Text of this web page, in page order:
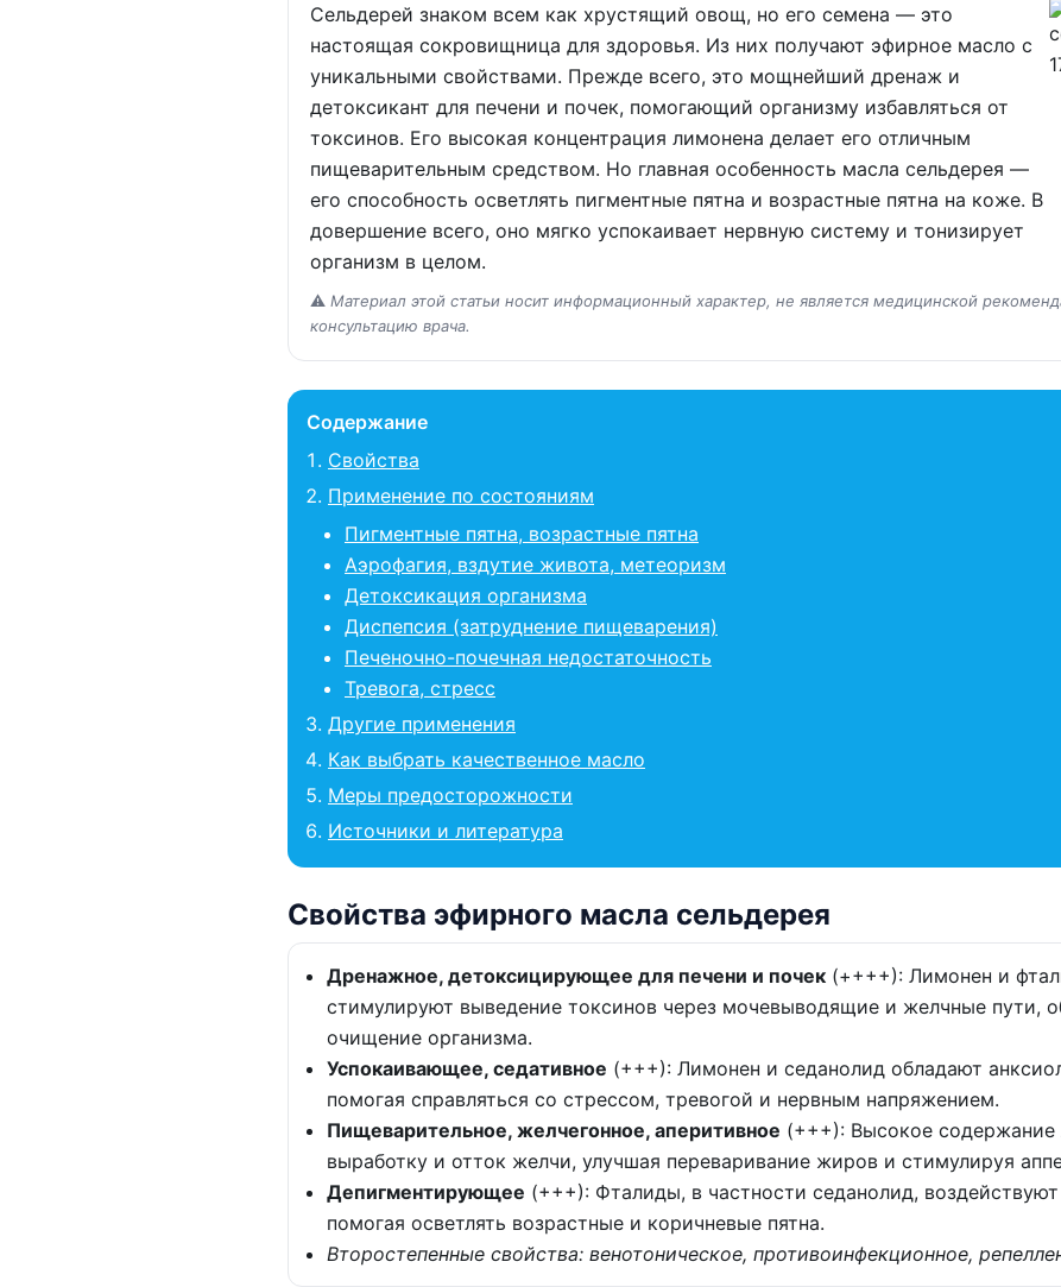
Сельдерей знаком всем как хрустящий овощ, но его семена — это
настоящая сокровищница для здоровья. Из них получают эфирное масло с
уникальными свойствами. Прежде всего, это мощнейший дренаж и
детоксикант для печени и почек, помогающий организму избавляться от
токсинов. Его высокая концентрация лимонена делает его отличным
пищеварительным средством. Но главная особенность масла сельдерея —
его способность осветлять пигментные пятна и возрастные пятна на коже. В
довершение всего, оно мягко успокаивает нервную систему и тонизирует
организм в целом.
⚠️ Материал этой статьи носит информационный характер, не является медицинской
консультацию врача.
Содержание
Свойства
Применение по состояниям
Пигментные пятна, возрастные пятна
Аэрофагия, вздутие живота, метеоризм
Детоксикация организма
Диспепсия (затруднение пищеварения)
Печеночно-почечная недостаточность
Тревога, стресс
Другие применения
Как выбрать качественное масло
Меры предосторожности
Источники и литература
Свойства эфирного масла сельдерея
Дренажное, детоксицирующее для печени и почек (++++): Лимонен и
стимулируют выведение токсинов через мочевыводящие и желчные пути,
очищение организма.
Успокаивающее, седативное (+++): Лимонен и седанолид обладают
помогая справляться со стрессом, тревогой и нервным напряжением.
Пищеварительное, желчегонное, аперитивное (+++): Высокое содержание
выработку и отток желчи, улучшая переваривание жиров и стимулируя
Депигментирующее (+++): Фталиды, в частности седанолид,
помогая осветлять возрастные и коричневые пятна.
Второстепенные свойства: венотоническое, противоинфекционное,